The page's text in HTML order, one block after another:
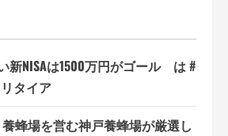
新NISAは1500万円がゴール は #
タイア
蜂場を営む神戸養蜂場が厳選し